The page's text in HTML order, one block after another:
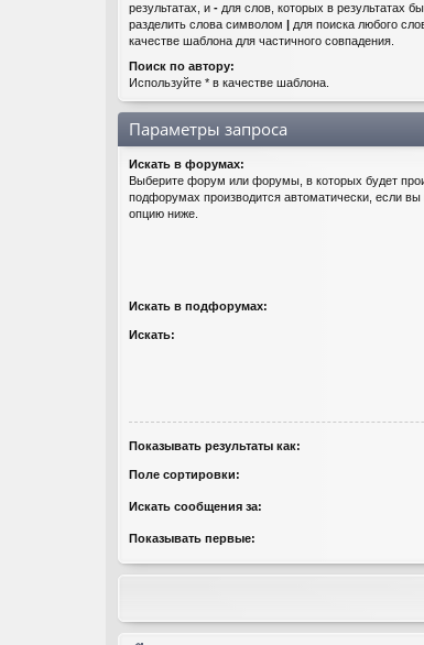
результатах, и - для слов, которых в результатах
разделить слова символом | для поиска любого
качестве шаблона для частичного совпадения.
Поиск по автору:
Используйте * в качестве шаблона.
Параметры запроса
Искать в форумах:
Выберите форум или форумы, в которых будет
подфорумах производится автоматически, если
опцию ниже.
Искать в подфорумах:
Искать:
Показывать результаты как:
Поле сортировки:
Искать сообщения за:
Показывать первые: